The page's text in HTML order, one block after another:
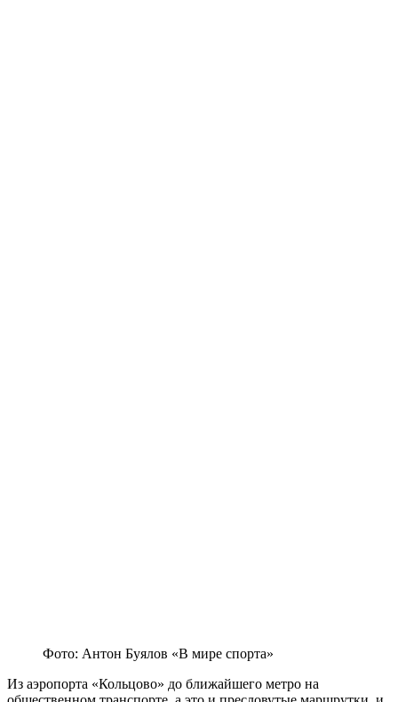
Фото: Антон Буялов «В мире спорта»
Из аэропорта «Кольцово» до ближайшего метро на